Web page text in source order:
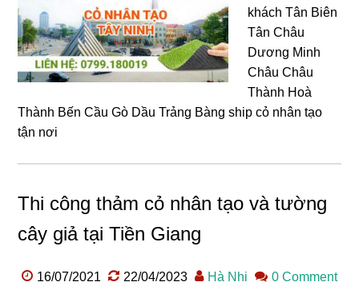
khách Tân Biên
Tân Châu
Dương Minh
Châu Châu
Thành Hoà
Thành Bến Cầu Gò Dầu Trảng Bàng ship cỏ nhân tạo
tận nơi
Thi công thảm cỏ nhân tạo và tường
cây giả tại Tiền Giang
16/07/2021 22/04/2023 Hà Nhi 0 Comment